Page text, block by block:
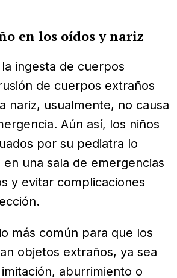
en los oídos y nariz
ingesta de cuerpos
de cuerpos extraños
nariz, usualmente, no causa
Aún así, los niños
por su pediatra lo
una sala de emergencias
y evitar complicaciones
más común para que los
objetos extraños, ya sea
aburrimiento o